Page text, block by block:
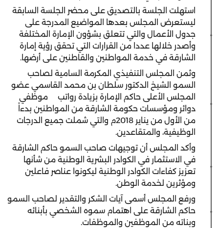
استهلت الجلسة بالتصديق على محضر الجلسة السابقة
ليستعرض المجلس بعدها المواضيع المدرجة على
جدول الأعمال والتي تتعلق بشؤون الإمارة المختلفة
وأصدر خلالها عددا من القرارات التي تحقق رؤية إمارة
الشارقة في خدمة المواطنين والقاطنين على أرضها.
وثمن المجلس التنفيذي المكرمة السامية لصاحب
السمو الشيخ الدكتور سلطان بن محمد القاسمي عضو
المجلس الأعلى حاكم الإمارة بزيادة رواتب
موظفي
دوائر ومؤسسات حكومة الشارقة من المواطنين بدءاً
من الأول من يناير 2018م والتي شملت جميع الدرجات
الوظيفية، والمتقاعدين.
وأكد المجلس أن توجيهات صاحب السمو حاكم الشارقة
في الاستثمار في الكوادر البشرية الوطنية من شأنها
تعزيز كفاءات الكوادر الوطنية ليكونوا عناصر فاعلين
ومؤثرين لخدمة الوطن.
ورفع المجلس أسمى آيات الشكر والتقدير لصاحب السمو
حاكم الشارقة على اهتمام سموه الشخصي بأبنائه
وبناته من الموظفين والموظفات.